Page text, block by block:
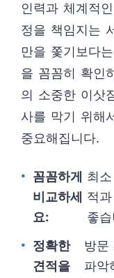
인력과 체계적
정을 책임지는
만을 쫓기보다
을 꼼꼼히 확인
의 소중한 이삿
사를 막기 위해
중요해집니다.
꼼꼼하게
비교하세
요:
최
적
좋
정확한
견적을
방문
파악